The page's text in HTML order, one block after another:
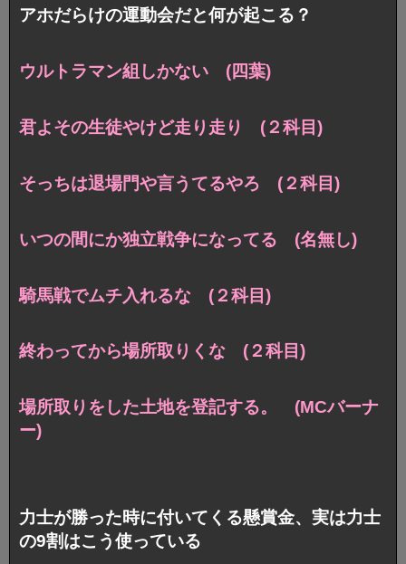
アホだらけの運動会だと何が起こる？
ウルトラマン組しかない (四葉)
君よその生徒やけど走り走り (２科目)
そっちは退場門や言うてるやろ (２科目)
いつの間にか独立戦争になってる (名無し)
騎馬戦でムチ入れるな (２科目)
終わってから場所取りくな (２科目)
場所取りをした土地を登記する。 (MCバーナ
ー)
力士が勝った時に付いてくる懸賞金、実は力士
の9割はこう使っている